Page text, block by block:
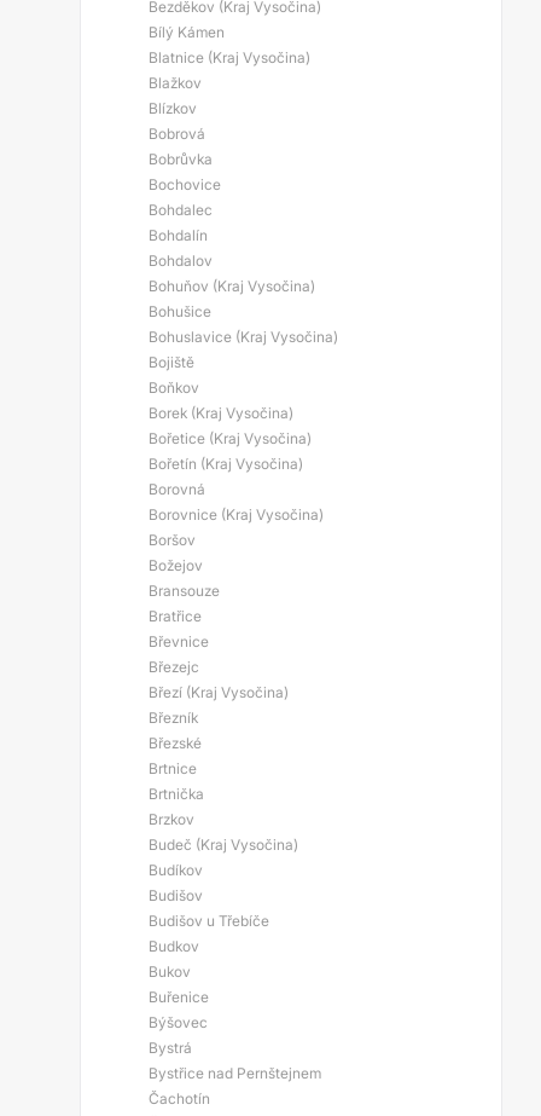
Bezděkov (Kraj Vysočina)
Bílý Kámen
Blatnice (Kraj Vysočina)
Blažkov
Blízkov
Bobrová
Bobrůvka
Bochovice
Bohdalec
Bohdalín
Bohdalov
Bohuňov (Kraj Vysočina)
Bohušice
Bohuslavice (Kraj Vysočina)
Bojiště
Boňkov
Borek (Kraj Vysočina)
Bořetice (Kraj Vysočina)
Bořetín (Kraj Vysočina)
Borovná
Borovnice (Kraj Vysočina)
Boršov
Božejov
Bransouze
Bratřice
Břevnice
Březejc
Březí (Kraj Vysočina)
Březník
Březské
Brtnice
Brtnička
Brzkov
Budeč (Kraj Vysočina)
Budíkov
Budišov
Budišov u Třebíče
Budkov
Bukov
Buřenice
Býšovec
Bystrá
Bystřice nad Pernštejnem
Čachotín